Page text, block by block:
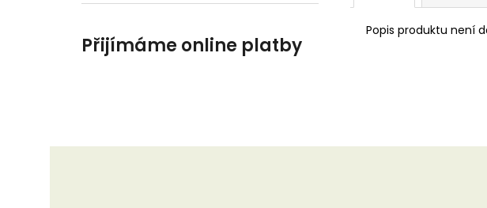
Přijímáme online platby
Popis produktu není